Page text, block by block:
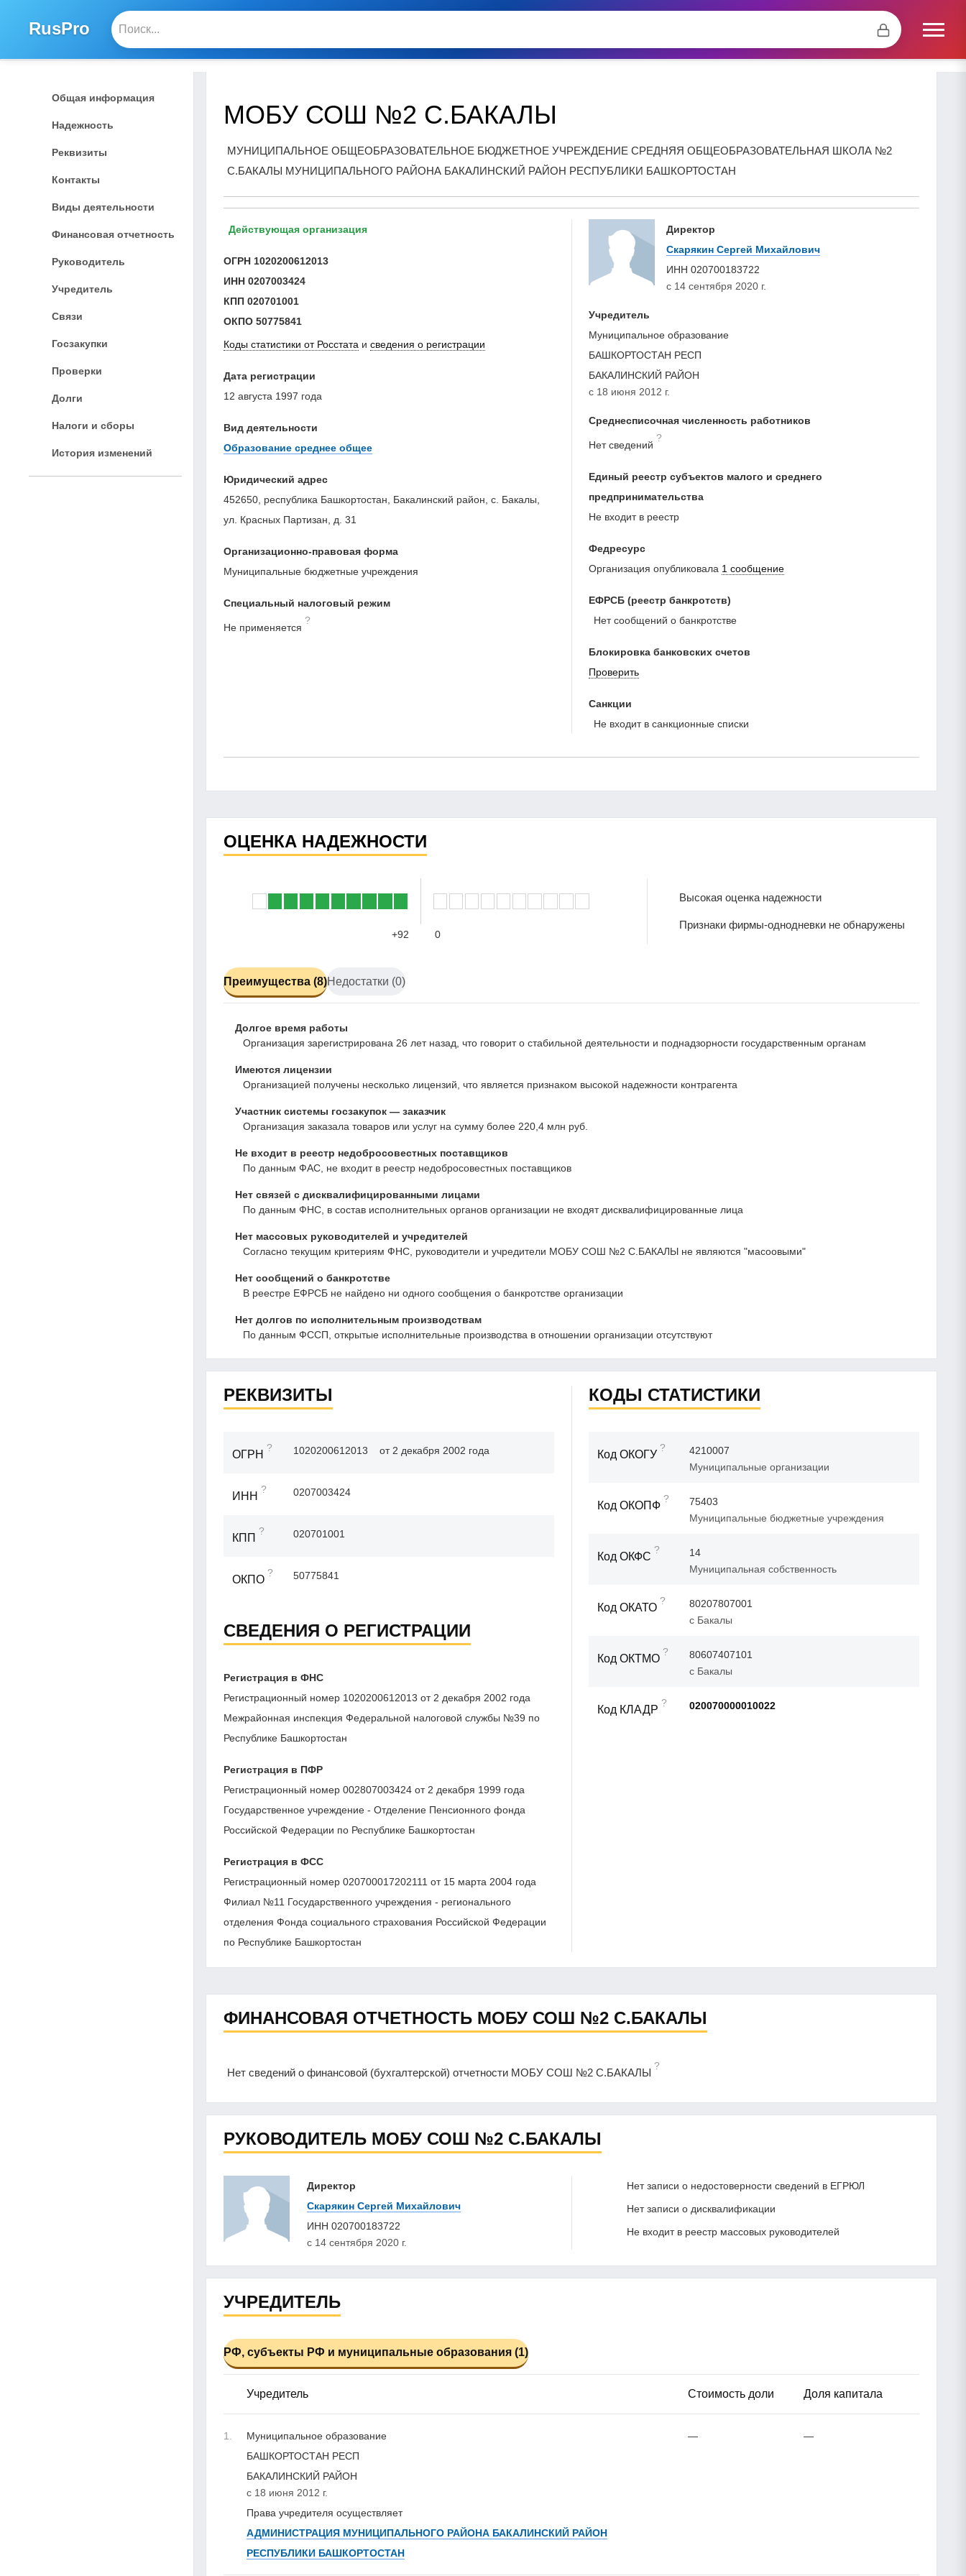
RusPro
Общая информация
Надежность
Реквизиты
Контакты
Виды деятельности
Финансовая отчетность
Руководитель
Учредитель
Связи
Госзакупки
Проверки
Долги
Налоги и сборы
История изменений
МОБУ СОШ №2 С.БАКАЛЫ
МУНИЦИПАЛЬНОЕ ОБЩЕОБРАЗОВАТЕЛЬНОЕ БЮДЖЕТНОЕ УЧРЕЖДЕНИЕ СРЕДНЯЯ ОБЩЕОБРАЗОВАТЕЛЬНАЯ ШКОЛА №2
С.БАКАЛЫ МУНИЦИПАЛЬНОГО РАЙОНА БАКАЛИНСКИЙ РАЙОН РЕСПУБЛИКИ БАШКОРТОСТАН
Действующая организация
ОГРН 1020200612013
ИНН 0207003424
КПП 020701001
ОКПО 50775841
Коды статистики от Росстата и сведения о регистрации
Дата регистрации
12 августа 1997 года
Вид деятельности
Образование среднее общее
Юридический адрес
452650, республика Башкортостан, Бакалинский район, с. Бакалы,
ул. Красных Партизан, д. 31
Организационно-правовая форма
Муниципальные бюджетные учреждения
Специальный налоговый режим
Не применяется
?
Директор
Скарякин Сергей Михайлович
ИНН 020700183722
с 14 сентября 2020 г.
Учредитель
Муниципальное образование
БАШКОРТОСТАН РЕСП
БАКАЛИНСКИЙ РАЙОН
с 18 июня 2012 г.
Среднесписочная численность работников
Нет сведений
?
Единый реестр субъектов малого и среднего
предпринимательства
Не входит в реестр
Федресурс
Организация опубликовала 1 сообщение
ЕФРСБ (реестр банкротств)
Нет сообщений о банкротстве
Блокировка банковских счетов
Проверить
Санкции
Не входит в санкционные списки
ОЦЕНКА НАДЕЖНОСТИ
+92 0
Высокая оценка надежности
Признаки фирмы-однодневки не обнаружены
Преимущества (8)Недостатки (0)
Долгое время работы
Организация зарегистрирована 26 лет назад, что говорит о стабильной деятельности и поднадзорности государственным органам
Имеются лицензии
Организацией получены несколько лицензий, что является признаком высокой надежности контрагента
Участник системы госзакупок — заказчик
Организация заказала товаров или услуг на сумму более 220,4 млн руб.
Не входит в реестр недобросовестных поставщиков
По данным ФАС, не входит в реестр недобросовестных поставщиков
Нет связей с дисквалифицированными лицами
По данным ФНС, в состав исполнительных органов организации не входят дисквалифицированные лица
Нет массовых руководителей и учредителей
Согласно текущим критериям ФНС, руководители и учредители МОБУ СОШ №2 С.БАКАЛЫ не являются "масоовыми"
Нет сообщений о банкротстве
В реестре ЕФРСБ не найдено ни одного сообщения о банкротстве организации
Нет долгов по исполнительным производствам
По данным ФССП, открытые исполнительные производства в отношении организации отсутствуют
РЕКВИЗИТЫ
ОГРН
? 1020200612013 от 2 декабря 2002 года
ИНН
? 0207003424
КПП
? 020701001
ОКПО
? 50775841
СВЕДЕНИЯ О РЕГИСТРАЦИИ
Регистрация в ФНС
Регистрационный номер 1020200612013 от 2 декабря 2002 года
Межрайонная инспекция Федеральной налоговой службы №39 по
Республике Башкортостан
Регистрация в ПФР
Регистрационный номер 002807003424 от 2 декабря 1999 года
Государственное учреждение - Отделение Пенсионного фонда
Российской Федерации по Республике Башкортостан
Регистрация в ФСС
Регистрационный номер 020700017202111 от 15 марта 2004 года
Филиал №11 Государственного учреждения - регионального
отделения Фонда социального страхования Российской Федерации
по Республике Башкортостан
КОДЫ СТАТИСТИКИ
Код ОКОГУ
?
4210007
Муниципальные организации
Код ОКОПФ
?
75403
Муниципальные бюджетные учреждения
Код ОКФС
?
14
Муниципальная собственность
Код ОКАТО
?
80207807001
с Бакалы
Код ОКТМО
?
80607407101
с Бакалы
Код КЛАДР
? 020070000010022
ФИНАНСОВАЯ ОТЧЕТНОСТЬ МОБУ СОШ №2 С.БАКАЛЫ
Нет сведений о финансовой (бухгалтерской) отчетности МОБУ СОШ №2 С.БАКАЛЫ
?
РУКОВОДИТЕЛЬ МОБУ СОШ №2 С.БАКАЛЫ
Директор
Скарякин Сергей Михайлович
ИНН 020700183722
с 14 сентября 2020 г.
Нет записи о недостоверности сведений в ЕГРЮЛ
Нет записи о дисквалификации
Не входит в реестр массовых руководителей
УЧРЕДИТЕЛЬ
РФ, субъекты РФ и муниципальные образования (1)
Учредитель Стоимость доли Доля капитала
1.
Муниципальное образование
БАШКОРТОСТАН РЕСП
БАКАЛИНСКИЙ РАЙОН
с 18 июня 2012 г.
Права учредителя осуществляет
АДМИНИСТРАЦИЯ МУНИЦИПАЛЬНОГО РАЙОНА БАКАЛИНСКИЙ РАЙОН
РЕСПУБЛИКИ БАШКОРТОСТАН
— —